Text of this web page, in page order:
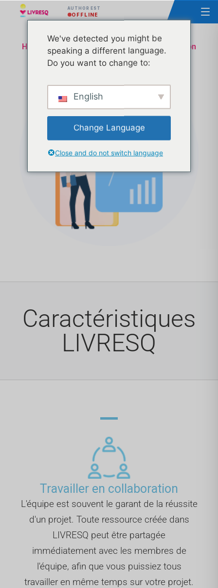
AUTHOR EST
OFFLINE
Homologation des leçons Ministère de l'éducation
et de la recherche - Appui technique et
administratif - Tranche 26
Caractéristiques
LIVRESQ
Travailler en collaboration
L'équipe est souvent le garant de la réussite
d'un projet. Toute ressource créée dans
LIVRESQ peut être partagée
immédiatement avec les membres de
l'équipe, afin que vous puissiez tous
travailler en même temps sur votre projet.
We've detected you might be
speaking a different language.
Do you want to change to:
English
Change Language
Close and do not switch language